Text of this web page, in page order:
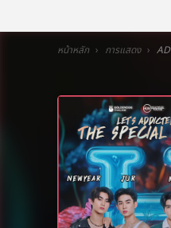
หน้าหลัก การแสดง